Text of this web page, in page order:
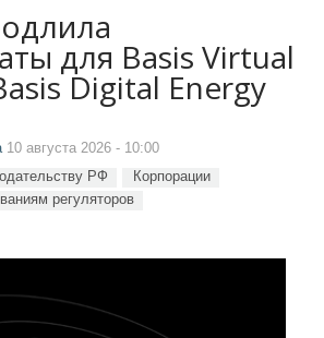
для Basis Virtual
Digital Energy
10 августа 2026 - 10:00
РФ
Корпорации
регуляторов